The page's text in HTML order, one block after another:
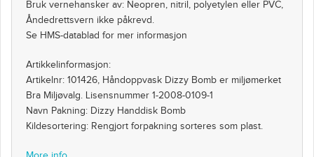
Bruk vernehansker av: Neopren, nitril, polyetylen eller PVC,
Åndedrettsvern ikke påkrevd.
Se HMS-datablad for mer informasjon
Artikkelinformasjon:
Artikelnr: 101426, Håndoppvask Dizzy Bomb er miljømerket
Bra Miljøvalg. Lisensnummer 1-2008-0109-1
Navn Pakning: Dizzy Handdisk Bomb
Kildesortering: Rengjort forpakning sorteres som plast.